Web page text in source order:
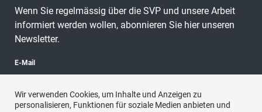
Wenn Sie regelmässig über die SVP und unsere Arbeit
informiert werden wollen, abonnieren Sie hier unseren
Newsletter.
E-Mail
Wir verwenden Cookies, um Inhalte und Anzeigen zu
personalisieren, Funktionen für soziale Medien anbieten und